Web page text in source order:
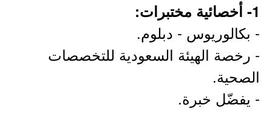
1- أخصائية مختبرات:
- بكالوريوس - دبلوم.
- رخصة الهيئة السعودية للتخصصات
الصحية.
- يفضّل خبرة.